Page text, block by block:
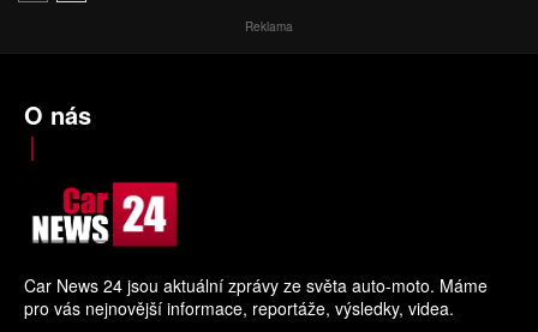
Reklama
O nás
Car News 24 jsou aktuální zprávy ze světa auto-moto. Máme
pro vás nejnovější informace, reportáže, výsledky, videa.